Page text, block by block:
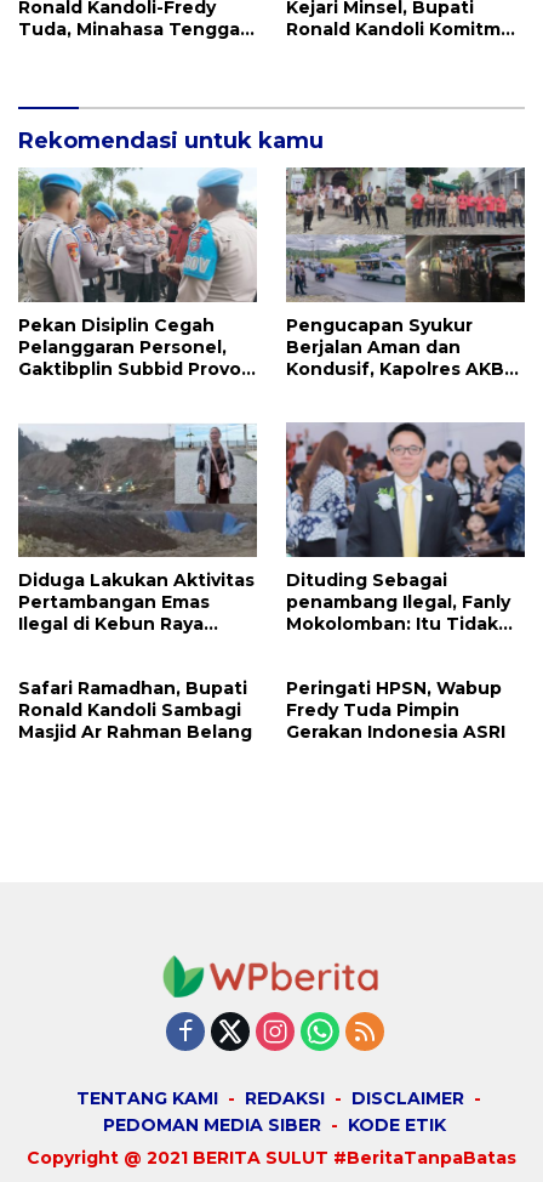
Ronald Kandoli-Fredy
Tuda, Minahasa Tenggara
Kejari Minsel, Bupati
Ronald Kandoli Komitmen
Rekomendasi untuk kamu
Pekan Disiplin Cegah
Pelanggaran Personel,
Gaktibplin Subbid Provos
Pengucapan Syukur
Berjalan Aman dan
Kondusif, Kapolres AKBP
Mitra
Diduga Lakukan Aktivitas
Pertambangan Emas
Ilegal di Kebun Raya
Sondakh
Dituding Sebagai
penambang Ilegal, Fanly
Mokolomban: Itu Tidak
Safari Ramadhan, Bupati
Ronald Kandoli Sambagi
Masjid Ar Rahman Belang
Peringati HPSN, Wabup
Fredy Tuda Pimpin
Gerakan Indonesia ASRI
TENTANG KAMI REDAKSI
DISCLAIMER
PEDOMAN MEDIA SIBER
KODE ETIK
Copyright @ 2021 BERITA SULUT #BeritaTanpaBatas